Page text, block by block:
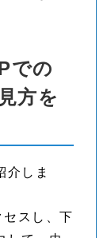
での
方を
介しま
セスし、下